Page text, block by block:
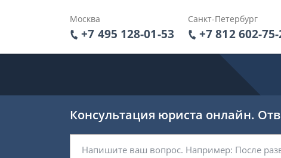
Москва
+7 495 128-01-53
Санкт-Петербург
+7 812 602-75-
Консультация юриста онлайн.